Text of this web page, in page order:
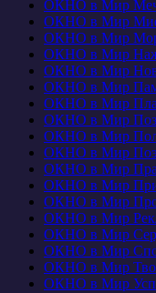
ОКНО в Мир
ОКНО в Мир
ОКНО в Мир
ОКНО в Мир
ОКНО в Мир
ОКНО в Мир
ОКНО в Мир
ОКНО в Мир
ОКНО в Мир
ОКНО в Мир
ОКНО в Мир
ОКНО в Мир
ОКНО в Мир
ОКНО в Мир
ОКНО в Мир
ОКНО в Мир
ОКНО в Мир
ОКНО в Мир